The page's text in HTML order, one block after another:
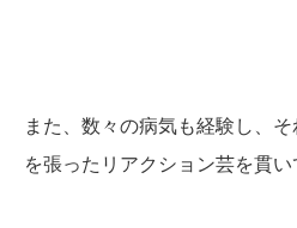
また、数々の病気も経験し、
を張ったリアクション芸を貫い